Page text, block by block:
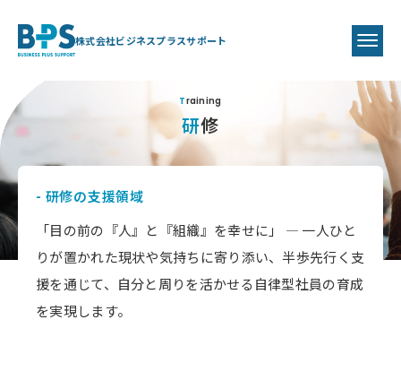
株式会社ビジネスプラスサポート
Training
研修
- 研修の支援領域
「目の前の『人』と『組織』を幸せに」 ― 一人ひと
りが置かれた現状や気持ちに寄り添い、半歩先行く支
援を通じて、自分と周りを活かせる自律型社員の育成
を実現します。